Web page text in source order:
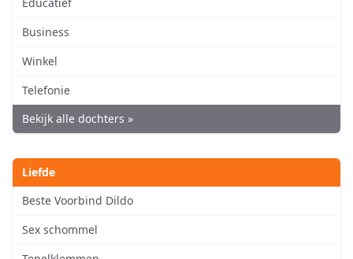
Business
Winkel
Telefonie
Bekijk alle dochters »
Liefde
Beste Voorbind Dildo
Sex schommel